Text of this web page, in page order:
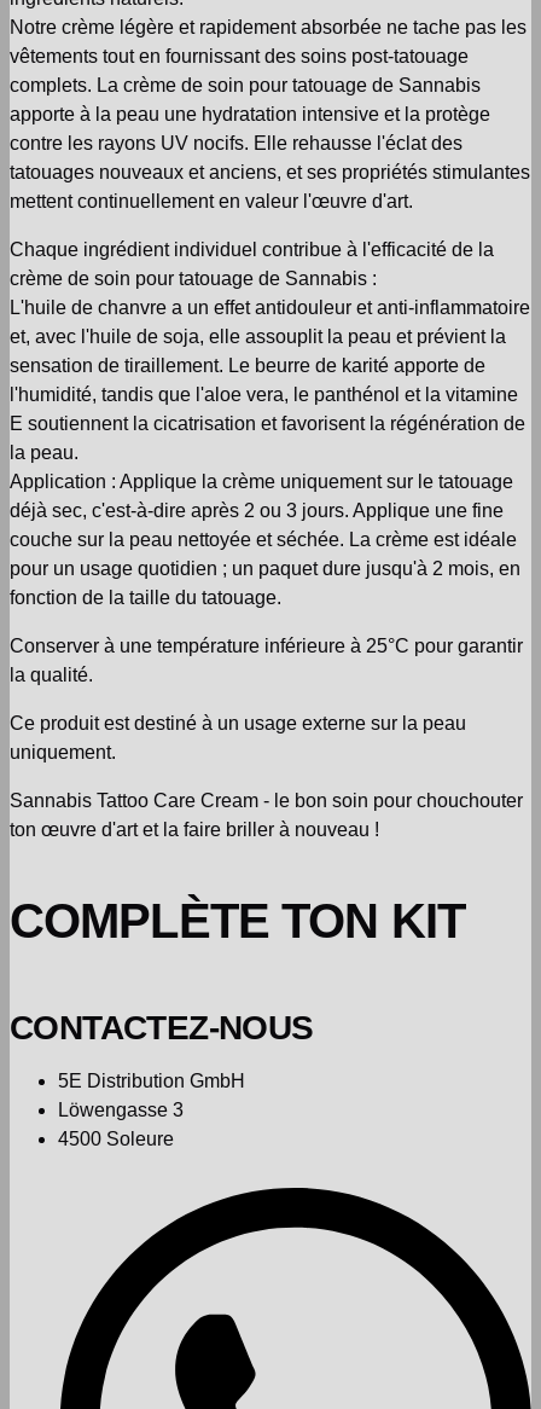
Notre crème légère et rapidement absorbée ne tache pas les
vêtements tout en fournissant des soins post-tatouage
complets. La crème de soin pour tatouage de Sannabis
apporte à la peau une hydratation intensive et la protège
contre les rayons UV nocifs. Elle rehausse l'éclat des
tatouages nouveaux et anciens, et ses propriétés stimulantes
mettent continuellement en valeur l'œuvre d'art.
Chaque ingrédient individuel contribue à l'efficacité de la
crème de soin pour tatouage de Sannabis :
L'huile de chanvre a un effet antidouleur et anti-inflammatoire
et, avec l'huile de soja, elle assouplit la peau et prévient la
sensation de tiraillement. Le beurre de karité apporte de
l'humidité, tandis que l'aloe vera, le panthénol et la vitamine
E soutiennent la cicatrisation et favorisent la régénération de
la peau.
Application : Applique la crème uniquement sur le tatouage
déjà sec, c'est-à-dire après 2 ou 3 jours. Applique une fine
couche sur la peau nettoyée et séchée. La crème est idéale
pour un usage quotidien ; un paquet dure jusqu'à 2 mois, en
fonction de la taille du tatouage.
Conserver à une température inférieure à 25°C pour garantir
la qualité.
Ce produit est destiné à un usage externe sur la peau
uniquement.
Sannabis Tattoo Care Cream - le bon soin pour chouchouter
ton œuvre d'art et la faire briller à nouveau !
COMPLÈTE TON KIT
CONTACTEZ-NOUS
5E Distribution GmbH
Löwengasse 3
4500 Soleure